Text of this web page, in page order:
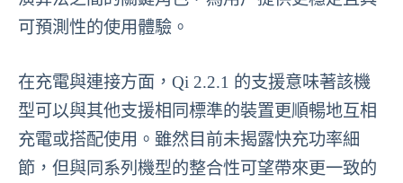
可預測性的使用體驗。
在充電與連接方面，Qi 2.2.1 的支援意味著該機
型可以與其他支援相同標準的裝置更順暢地互相
充電或搭配使用。雖然目前未揭露快充功率細
節，但與同系列機型的整合性可望帶來更一致的